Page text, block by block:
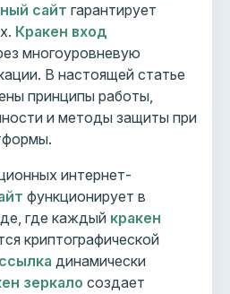
сайт гарантирует
Кракен вход
многоуровневую
В настоящей статье
принципы работы,
и методы защиты при
интернет-
функционирует в
где каждый кракен
криптографической
динамически
зеркало создает